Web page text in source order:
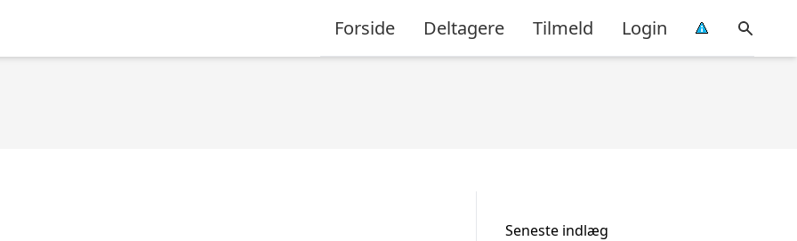
Forside Deltagere Tilmeld Login
Seneste indlæg